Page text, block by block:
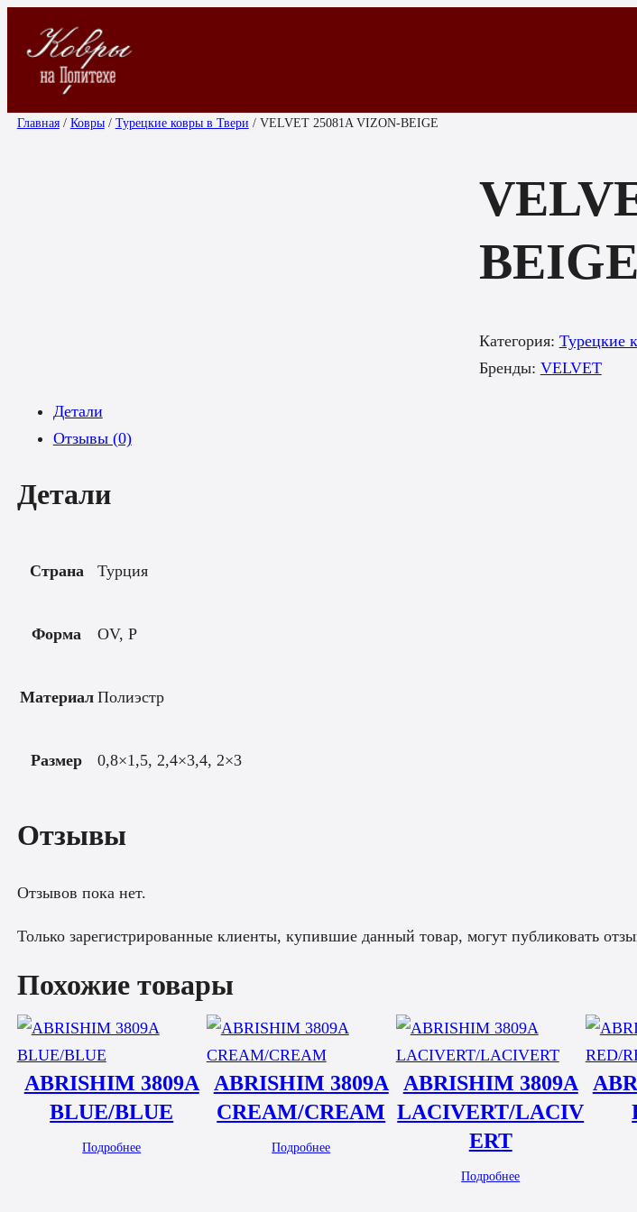
содержимому
Главная/ Ковры/ Турецкие ковры в Твери / VELVET 25081A VIZON-BEIGE
BEIGE
Категория: Турецкие
Бренды: VELVET
Детали
Отзывы (0)
Детали
Страна Турция
Форма OV, P
Материал Полиэстр
Размер 0,8×1,5, 2,4×3,4, 2×3
Отзывы
Отзывов пока нет.
Только зарегистрированные клиенты, купившие данный товар, могут публиковать
Похожие товары
ABRISHIM 3809A
BLUE/BLUE
Подробнее
ABRISHIM 3809A
CREAM/CREAM
Подробнее
ABRISHIM 3809A
LACIVERT/LACIV
ERT
Подробнее